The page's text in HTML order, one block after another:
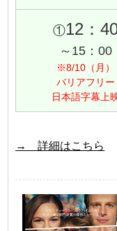
①12：
～15：00
※8/10（月）
バリアフリー
日本語字幕上
→ 詳細はこちら